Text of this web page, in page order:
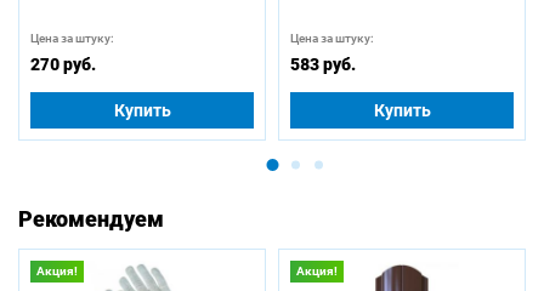
Цена за штуку:
270 руб.
Купить
Цена за штуку:
583 руб.
Купить
Рекомендуем
Акция! Акция!